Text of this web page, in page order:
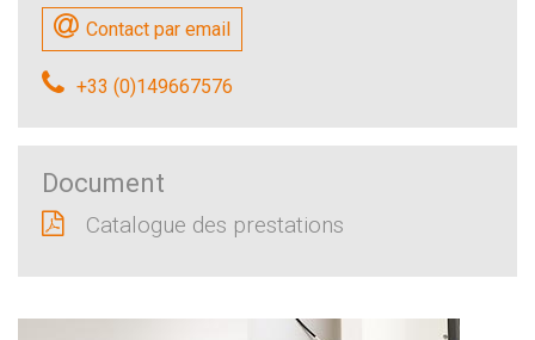
Contact par email
+33 (0)149667576
Document
Catalogue des prestations